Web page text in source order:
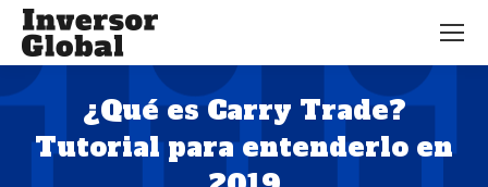
¿Qué es Carry Trade?
Tutorial para entenderlo en